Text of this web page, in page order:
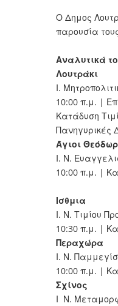
Ο Δημος
παρουσία
Αναλυτικά
Λουτράκι
Ι.
10:00 π.μ. |
Κατάδυση
Πανηγυρικές
Άγιοι
Ι. Ν.
10:00 π.μ. |
Ισθμια
Ι. Ν. Τιμίου
10:30 π.μ. |
Περαχώρα
Ι. Ν.
10:00 π.μ. |
Σχίνος
Ι Ν.